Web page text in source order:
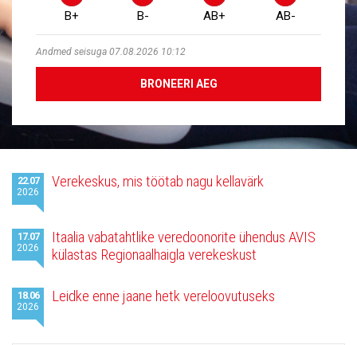
B+ B- AB+ AB-
Andmed seisuga 07.08.2026 10:12
BRONEERI AEG
Viimased
uudised
22.07
2026
Verekeskus, mis töötab nagu kellavärk
17.07
2026
Itaalia vabatahtlike veredoonorite ühendus AVIS
külastas Regionaalhaigla verekeskust
18.06
2026
Leidke enne jaane hetk vereloovutuseks